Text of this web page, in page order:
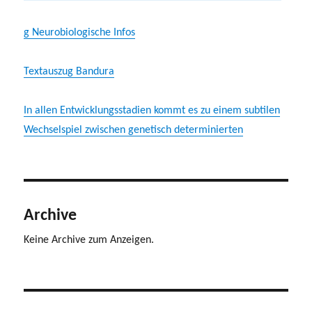
g Neurobiologische Infos
Textauszug Bandura
In allen Entwicklungsstadien kommt es zu einem subtilen
Wechselspiel zwischen genetisch determinierten
Archive
Keine Archive zum Anzeigen.